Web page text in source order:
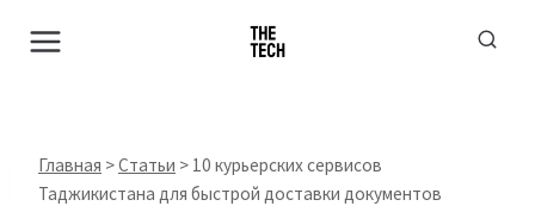
Главная >Статьи > 10 курьерских сервисов
Таджикистана для быстрой доставки документов